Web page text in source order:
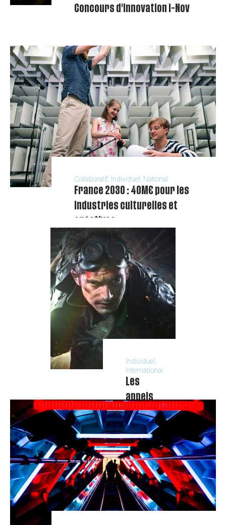
Concours d'Innovation i-Nov
Collaboratif, Individuel, National
France 2030 : 40M€ pour les
industries culturelles et
créatives
Individuel,
International
Les
appels
MEDIA
2021 -
2027
par
Europe
Creative